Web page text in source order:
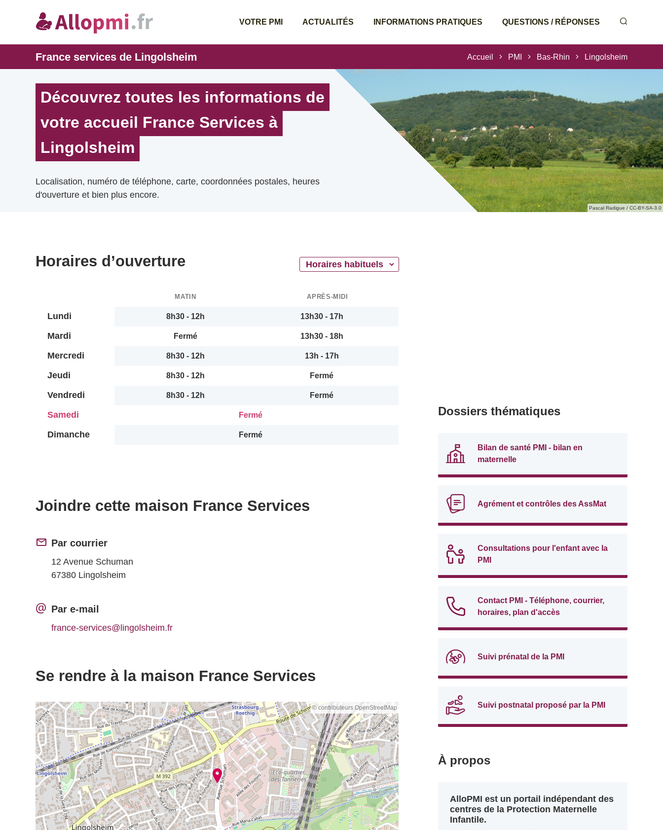
VOTRE PMI ACTUALITÉS INFORMATIONS PRATIQUES QUESTIONS / RÉPONSES
France services de Lingolsheim Accueil PMI Bas-Rhin Lingolsheim
Pascal Radigue / CC-BY-SA-3.0
Découvrez toutes les informations de
votre accueil France Services à
Lingolsheim
Localisation, numéro de téléphone, carte, coordonnées postales, heures
d'ouverture et bien plus encore.
Horaires d’ouverture
MATIN APRÈS-MIDI
Lundi 8h30 - 12h 13h30 - 17h
Mardi Fermé 13h30 - 18h
Mercredi 8h30 - 12h 13h - 17h
Jeudi 8h30 - 12h Fermé
Vendredi 8h30 - 12h Fermé
Samedi Fermé
Dimanche Fermé
Joindre cette maison France Services
Par courrier
12 Avenue Schuman
67380 Lingolsheim
Par e-mail
france-services@lingolsheim.fr
Se rendre à la maison France Services
© contributeurs OpenStreetMap
Dossiers thématiques
Bilan de santé PMI - bilan en
maternelle
Agrément et contrôles des AssMat
Consultations pour l'enfant avec la
PMI
Contact PMI - Téléphone, courrier,
horaires, plan d'accès
Suivi prénatal de la PMI
Suivi postnatal proposé par la PMI
À propos
AlloPMI est un portail indépendant des
centres de la Protection Maternelle
Infantile.